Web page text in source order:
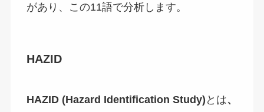
があり、この11語で分析します。
HAZID
HAZID (Hazard Identification Study) とは、